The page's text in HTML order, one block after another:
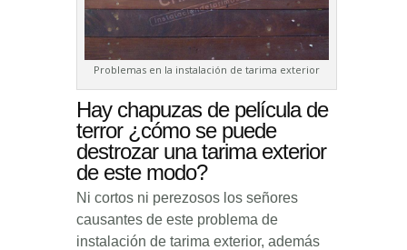
Problemas en la instalación de tarima exterior
Hay chapuzas de película de
terror ¿cómo se puede
destrozar una tarima exterior
de este modo?
Ni cortos ni perezosos los señores
causantes de este problema de
instalación de tarima exterior, además